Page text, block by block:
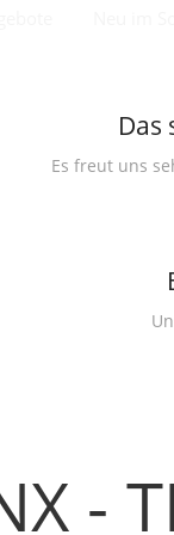
Das
Es freut uns
-